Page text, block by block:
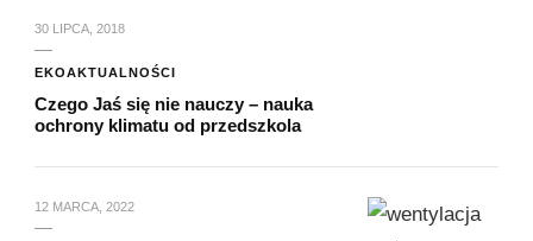
30 LIPCA, 2018
EKOAKTUALNOŚCI
Czego Jaś się nie nauczy – nauka
ochrony klimatu od przedszkola
12 MARCA, 2022